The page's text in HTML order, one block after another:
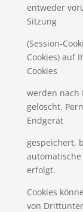
entweder
Sitzung
(Session-
Cookies) auf
Cookies
werden nach
gelöscht.
Endgerät
gespeichert,
erfolgt.
Cookies
von